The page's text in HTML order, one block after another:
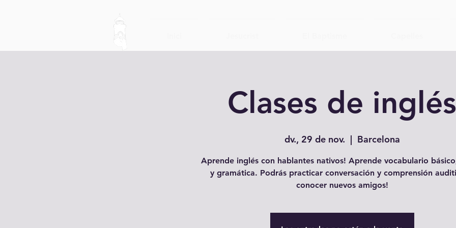
Clases de inglés
dv., 29 de nov.
  |
Barcelona
Aprende inglés con hablantes nativos! Aprende vocabulario
y gramática. Podrás practicar conversación y comprensión
conocer nuevos amigos!